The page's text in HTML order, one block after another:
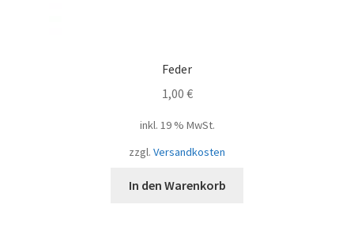
Feder
1,00 €
inkl. 19 % MwSt.
zzgl. Versandkosten
In den Warenkorb